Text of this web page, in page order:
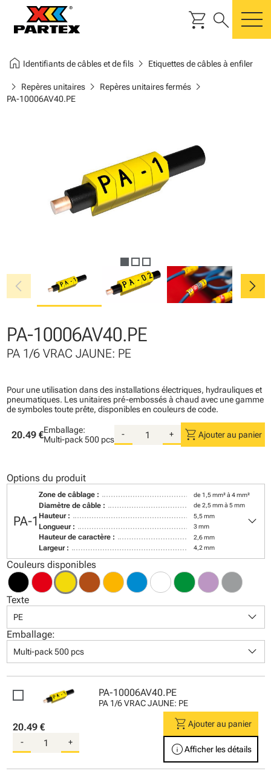
shopping_cart search
home Identifiants de câbles et de filschevron_right Etiquettes de câbles à enfiler
chevron_right Repères unitaireschevron_right Repères unitaires ferméschevron_right
PA-10006AV40.PE
chevron_left chevron_right
PA-10006AV40.PE
PA 1/6 VRAC JAUNE: PE
Pour une utilisation dans des installations électriques, hydrauliques et
pneumatiques. Les unitaires pré-embossés à chaud avec une gamme
de symboles toute prête, disponibles en couleurs de code.
20.49 €Emballage:
Multi-pack500 pcs
- + shopping_cart Ajouter au panier
Options du produit
PA-1
Zone de câblage : de 1,5 mm² à 4 mm²
Diamètre de câble : de 2,5 mm à 5 mm
Hauteur : 5,5 mm
Longueur : 3 mm
Hauteur de caractère : 2,6 mm
Largeur : 4,2 mm
keyboard_arrow_down
Couleurs disponibles
Texte
PE keyboard_arrow_down
Emballage:
Multi-pack 500 pcs keyboard_arrow_down
PA-10006AV40.PE
PA 1/6 VRAC JAUNE: PE
20.49 €
- +
shopping_cart Ajouter au panier
infoAfficher les détails